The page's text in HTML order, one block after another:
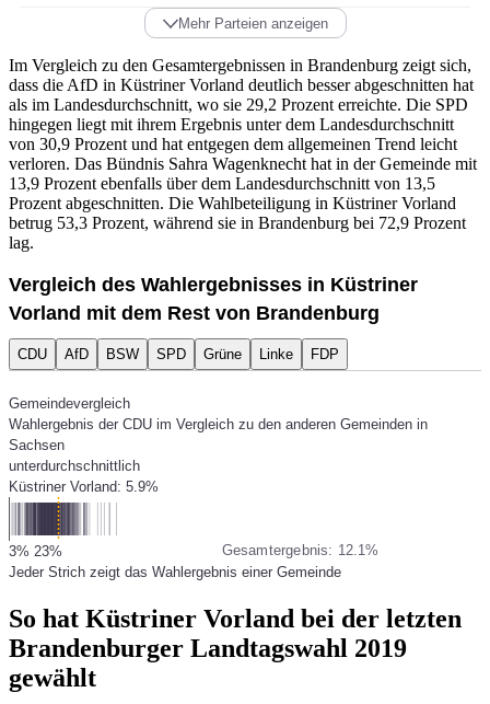
Mehr Parteien anzeigen
Im Vergleich zu den Gesamtergebnissen in Brandenburg zeigt sich,
dass die AfD in Küstriner Vorland deutlich besser abgeschnitten hat
als im Landesdurchschnitt, wo sie 29,2 Prozent erreichte. Die SPD
hingegen liegt mit ihrem Ergebnis unter dem Landesdurchschnitt
von 30,9 Prozent und hat entgegen dem allgemeinen Trend leicht
verloren. Das Bündnis Sahra Wagenknecht hat in der Gemeinde mit
13,9 Prozent ebenfalls über dem Landesdurchschnitt von 13,5
Prozent abgeschnitten. Die Wahlbeteiligung in Küstriner Vorland
betrug 53,3 Prozent, während sie in Brandenburg bei 72,9 Prozent
lag.
Vergleich des Wahlergebnisses in Küstriner
Vorland mit dem Rest von Brandenburg
CDU AfD BSW SPD Grüne Linke FDP
Gemeindevergleich
Wahlergebnis der CDU im Vergleich zu den anderen Gemeinden in
Sachsen
unterdurchschnittlich
Küstriner Vorland: 5.9%
3% Gesamtergebnis: 12.1%
23%
Jeder Strich zeigt das Wahlergebnis einer Gemeinde
So hat Küstriner Vorland bei der letzten
Brandenburger Landtagswahl 2019
gewählt